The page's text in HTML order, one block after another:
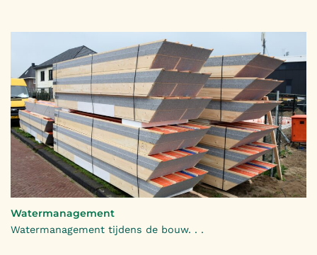
Watermanagement
Watermanagement tijdens de bouw. . .